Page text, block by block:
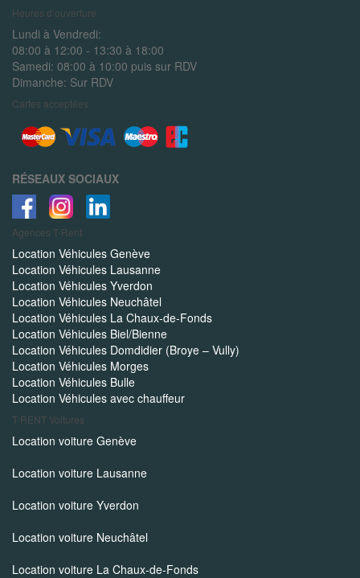
Heures d’ouverture
Lundi à Vendredi:
08:00 à 12:00 - 13:30 à 18:00
Samedi: 08:00 à 10:00 puis sur RDV
Dimanche: Sur RDV
Cartes acceptées
RÉSEAUX SOCIAUX
Agences T-Rent
Location Véhicules Genève
Location Véhicules Lausanne
Location Véhicules Yverdon
Location Véhicules Neuchâtel
Location Véhicules La Chaux-de-Fonds
Location Véhicules Biel/Bienne
Location Véhicules Domdidier (Broye – Vully)
Location Véhicules Morges
Location Véhicules Bulle
Location Véhicules avec chauffeur
T-RENT Voitures
Location voiture Genève
Location voiture Lausanne
Location voiture Yverdon
Location voiture Neuchâtel
Location voiture La Chaux-de-Fonds